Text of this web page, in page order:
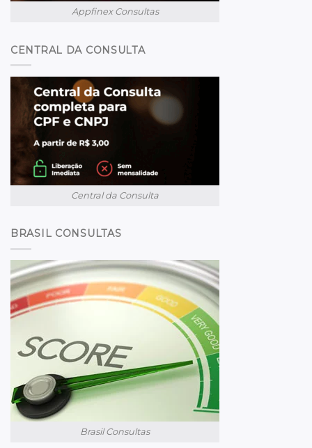
Appfinex Consultas
CENTRAL DA CONSULTA
Central da Consulta
BRASIL CONSULTAS
Brasil Consultas